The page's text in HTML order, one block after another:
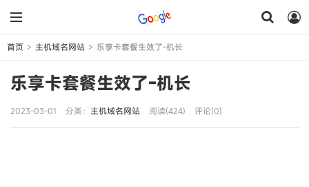
首页 > 主机域名网站 > 乐享卡套餐生效了-机长
乐享卡套餐生效了-机长
2023-03-01 分类： 主机域名网站 阅读(424) 评论(0)